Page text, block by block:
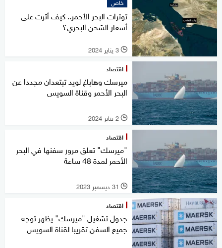
توترات البحر الأحمر.. كيف أثرت على
أسعار الشحن البحري؟
l 3 يناير 2024
اقتصاد
ميرسك وهاباغ لويد تبتعدان مجددا عن
البحر الأحمر وقناة السويس
l 2 يناير 2024
اقتصاد
"ميرسك" تعلق مرور سفنها في البحر
الأحمر لمدة 48 ساعة
l 31 ديسمبر 2023
اقتصاد
جدول تشغيل "ميرسك" يظهر توجه
جميع السفن تقريبا لقناة السويس